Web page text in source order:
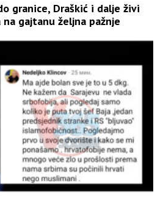
granice, Draškić i dalje živi
gajtanu željna pažnje